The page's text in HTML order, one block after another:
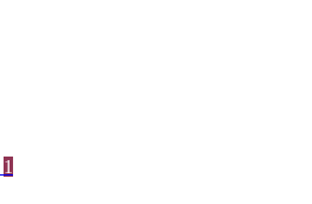
1